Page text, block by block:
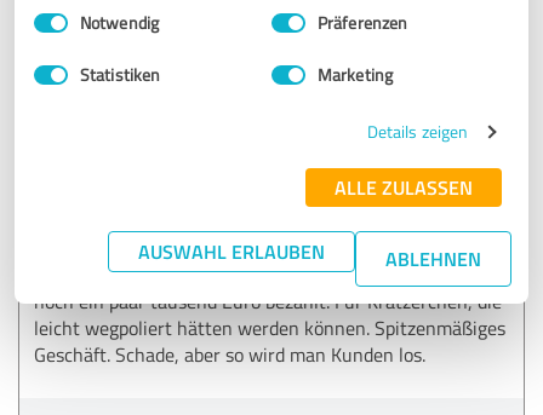
Impressum Datenschutzbestimmungen
Einwilligungsauswahl
Notwendig Präferenzen
Statistiken Marketing
Details zeigen
ALLE ZULASSEN
AUSWAHL ERLAUBEN ABLEHNEN
Schon die Übergabe durch den Vermieter war sehr lustlos
und scheinbar genervt.
Wie gaben das WoMo einen Tag früher zurück . Es kam
Aus leichten Kratzern/Streifen durch Kontakt mit Büschen
wurden Schäden von mehreren tausend Euro konstruiert.
Wie praktisch, daß der Vermieter auch eine Kfz-Werkstatt
Rechnungen schreibt. Damit war unsere Kaution von
1500,-€ weg und die Vollkasko-Versicherung hat auch
noch ein paar tausend Euro bezahlt. Für Kratzerchen, die
leicht wegpoliert hätten werden können. Spitzenmäßiges
Geschäft. Schade, aber so wird man Kunden los.